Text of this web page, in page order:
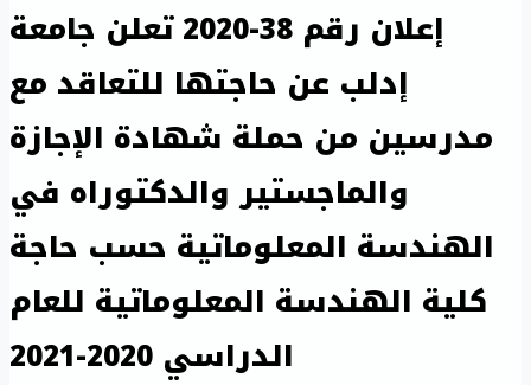
إعلان رقم 38-2020 تعلن جامعة
إدلب عن حاجتها للتعاقد مع
مدرسين من حملة شهادة الإجازة
والماجستير والدكتوراه في
الهندسة المعلوماتية حسب حاجة
كلية الهندسة المعلوماتية للعام
الدراسي 2020-2021